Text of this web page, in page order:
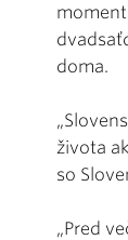
doma.
života
so
„Pred